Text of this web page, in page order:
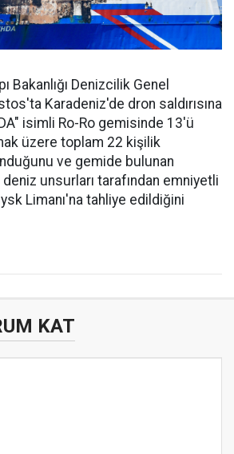
Bakanlığı Denizcilik Genel
Karadeniz'de dron saldırısına
isimli Ro-Ro gemisinde 13'ü
üzere toplam 22 kişilik
ve gemide bulunan
unsurları tarafından emniyetli
Limanı'na tahliye edildiğini
KAT